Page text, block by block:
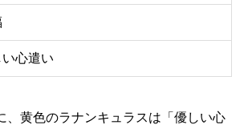
心遣い
、黄色のラナンキュラスは「優しい心